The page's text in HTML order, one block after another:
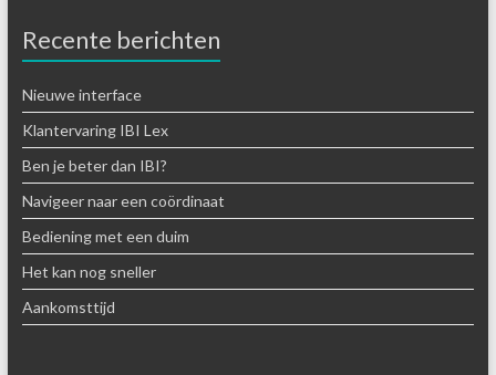
Recente berichten
Nieuwe interface
Klantervaring IBI Lex
Ben je beter dan IBI?
Navigeer naar een coördinaat
Bediening met een duim
Het kan nog sneller
Aankomsttijd